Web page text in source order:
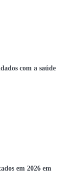
com a saúde
em 2026 em